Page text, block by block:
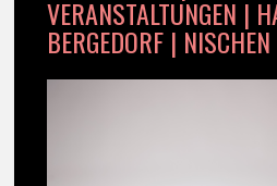
VERANSTALTUNGEN |
BERGEDORF |